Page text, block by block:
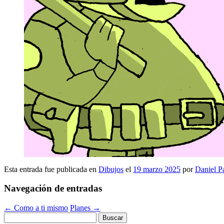
Esta entrada fue publicada en Dibujos el 19 marzo 2025 porDaniel
Navegación de entradas
← Como a ti mismo Planes →